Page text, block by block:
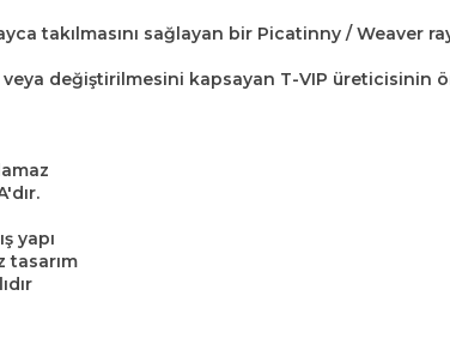
takılmasını sağlayan bir Picatinny / Weaver
veya değiştirilmesini kapsayan T-VIP üreticisinin
yapı
tasarım